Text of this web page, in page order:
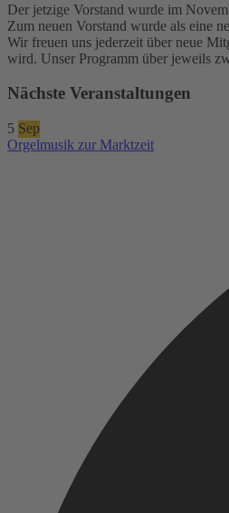
Der jetzige Vorstand wurde im
Zum neuen Vorstand wurde als eine
Wir freuen uns jederzeit über neue
wird. Unser Programm über jeweils
Nächste Veranstaltungen
5 Sep
Orgelmusik zur Marktzeit